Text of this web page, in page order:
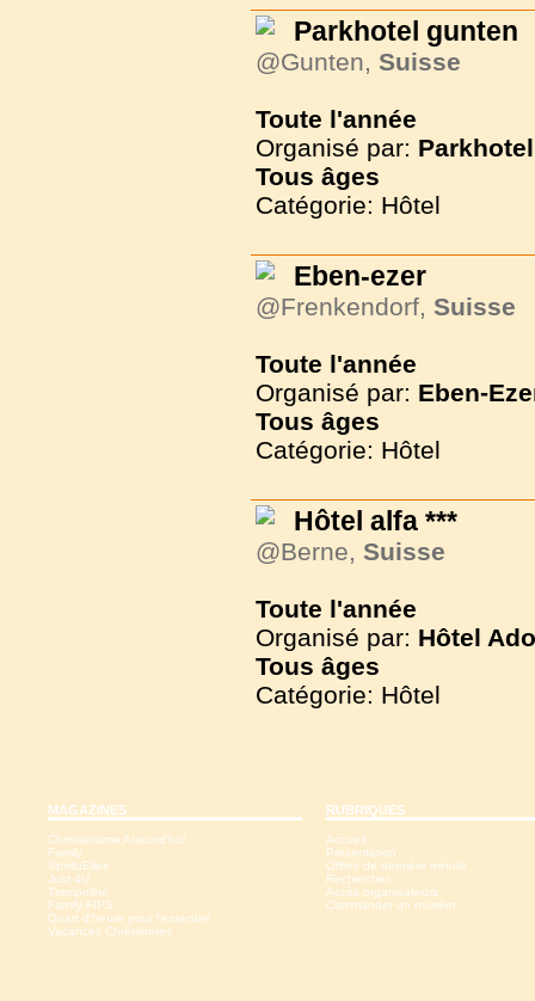
Parkhotel gunten
@Gunten, Suisse
Toute l'année
Organisé par:
Tous âges
Catégorie: Hôtel
Eben-ezer
@Frenkendorf, Suisse
Toute l'année
Organisé par: Eben-
Tous âges
Catégorie: Hôtel
Hôtel alfa ***
@Berne, Suisse
Toute l'année
Organisé par: Hôtel
Tous âges
Catégorie: Hôtel
MAGAZINES
Christianisme Aujourd'hui
Family
SpirituElles
Just 4U
Trampoline
Family-FIPS
Quart d'heure pour l'essentiel
Vacances Chrétiennes
RUBRIQUES
Accueil
Présentation
Offres de dernière minute
Rechercher
Accès organisateurs
Commander un numéro